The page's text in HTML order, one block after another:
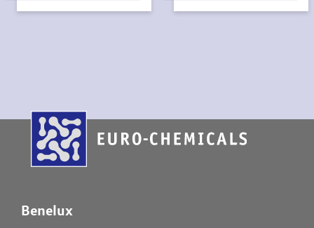
Benelux